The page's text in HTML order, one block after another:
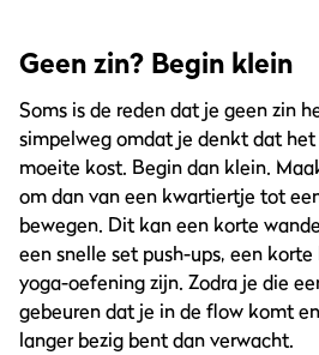
Geen zin? Begin klein
Soms is de reden dat je geen zin
simpelweg omdat je denkt dat
moeite kost. Begin dan klein.
om dan van een kwartiertje tot
bewegen. Dit kan een korte
een snelle set push-ups, een
yoga-oefening zijn. Zodra je die
gebeuren dat je in de flow komt
langer bezig bent dan verwacht.